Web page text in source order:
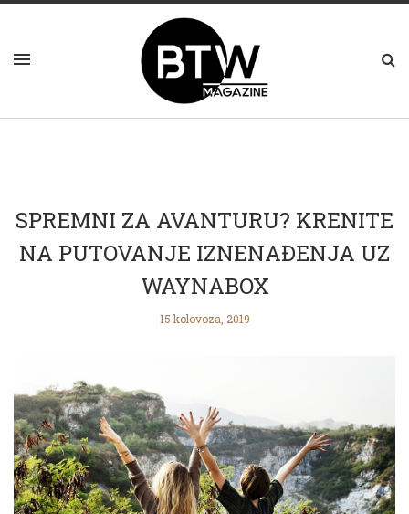
SPREMNI ZA AVANTURU? KRENITE
NA PUTOVANJE IZNENAĐENJA UZ
WAYNABOX
15 kolovoza, 2019